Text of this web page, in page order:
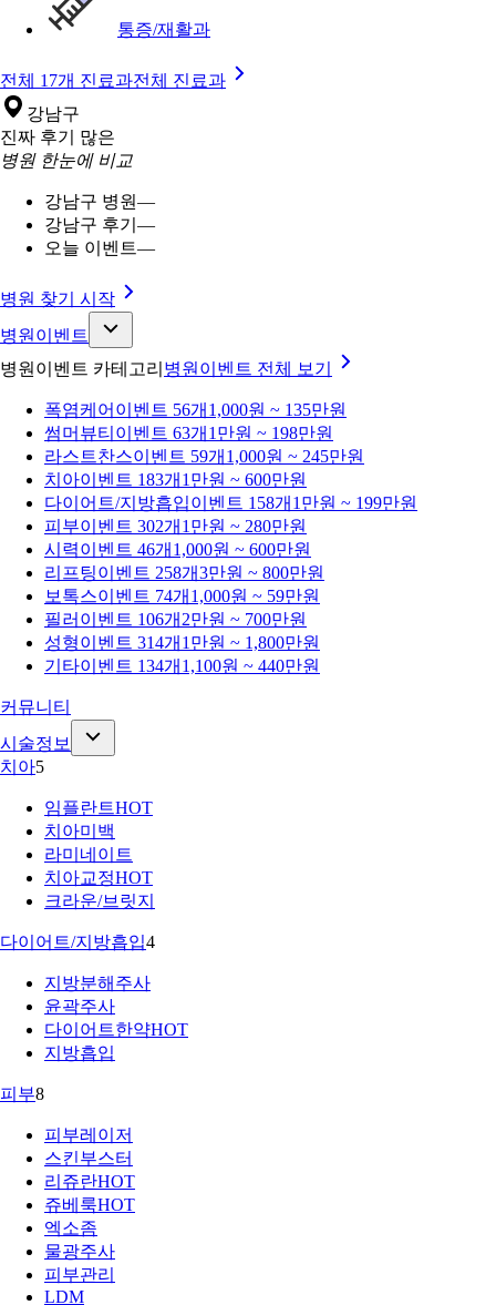
통증/재활과
전체 17개 진료과전체 진료과
강남구
진짜 후기 많은
병원 한눈에 비교
강남구 병원—
강남구 후기 —
오늘 이벤트—
병원 찾기 시작
병원이벤트
병원이벤트 카테고리 병원이벤트 전체 보기
폭염케어 이벤트 56개 1,000원 ~ 135만원
썸머뷰티 이벤트 63개 1만원 ~ 198만원
라스트찬스이벤트 59개 1,000원 ~ 245만원
치아이벤트 183개 1만원 ~ 600만원
다이어트/지방흡입이벤트 158개 1만원 ~ 199만원
피부이벤트 302개 1만원 ~ 280만원
시력이벤트 46개 1,000원 ~ 600만원
리프팅이벤트 258개3만원 ~ 800만원
보톡스이벤트 74개 1,000원 ~ 59만원
필러 이벤트 106개 2만원 ~ 700만원
성형이벤트 314개 1만원 ~ 1,800만원
기타이벤트 134개 1,100원 ~ 440만원
커뮤니티
시술정보
치아5
임플란트HOT
치아미백
라미네이트
치아교정HOT
크라운/브릿지
다이어트/지방흡입4
지방분해주사
윤곽주사
다이어트한약HOT
지방흡입
피부8
피부레이저
스킨부스터
리쥬란HOT
쥬베룩HOT
엑소좀
물광주사
피부관리
LDM